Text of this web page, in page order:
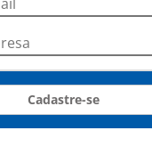
Cadastre-se